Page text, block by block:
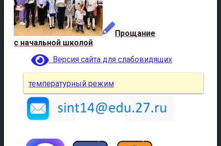
Прощание
с начальной школой
Версия сайта для слабовидящих
температурный режим